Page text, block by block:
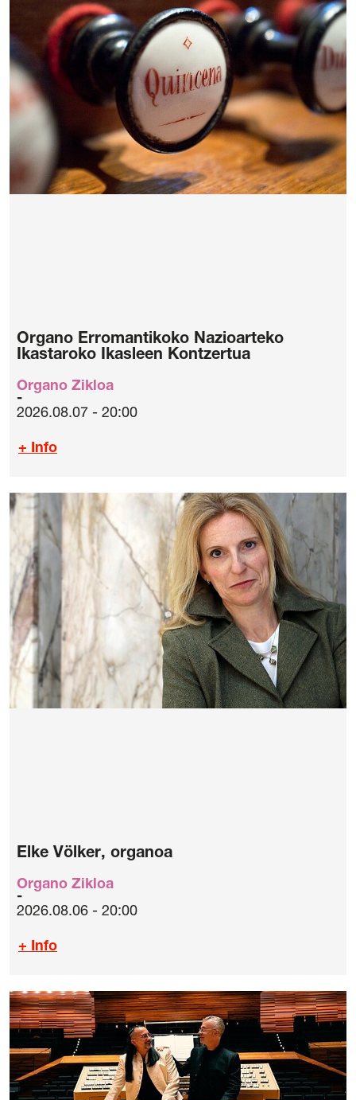
Organo Erromantikoko Nazioarteko
Ikastaroko Ikasleen Kontzertua
Organo Zikloa
2026.08.07 - 20:00
+ Info
Elke Völker, organoa
Organo Zikloa
2026.08.06 - 20:00
+ Info